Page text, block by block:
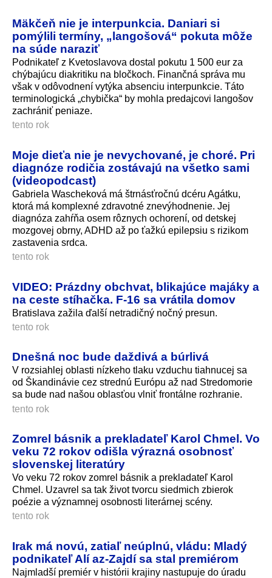
Mäkčeň nie je interpunkcia. Daniari si
pomýlili termíny, „langošová“ pokuta môže
na súde naraziť
Podnikateľ z Kvetoslavova dostal pokutu 1 500 eur za
chýbajúcu diakritiku na bločkoch. Finančná správa mu
však v odôvodnení vytýka absenciu interpunkcie. Táto
terminologická „chybička“ by mohla predajcovi langošov
zachrániť peniaze.
tento rok
Moje dieťa nie je nevychované, je choré. Pri
diagnóze rodičia zostávajú na všetko sami
(videopodcast)
Gabriela Wascheková má štrnásťročnú dcéru Agátku,
ktorá má komplexné zdravotné znevýhodnenie. Jej
diagnóza zahŕňa osem rôznych ochorení, od detskej
mozgovej obrny, ADHD až po ťažkú epilepsiu s rizikom
zastavenia srdca.
tento rok
VIDEO: Prázdny obchvat, blikajúce majáky a
na ceste stíhačka. F-16 sa vrátila domov
Bratislava zažila ďalší netradičný nočný presun.
tento rok
Dnešná noc bude daždivá a búrlivá
V rozsiahlej oblasti nízkeho tlaku vzduchu tiahnucej sa
od Škandinávie cez strednú Európu až nad Stredomorie
sa bude nad našou oblasťou vlniť frontálne rozhranie.
tento rok
Zomrel básnik a prekladateľ Karol Chmel. Vo
veku 72 rokov odišla výrazná osobnosť
slovenskej literatúry
Vo veku 72 rokov zomrel básnik a prekladateľ Karol
Chmel. Uzavrel sa tak život tvorcu siedmich zbierok
poézie a významnej osobnosti literárnej scény.
tento rok
Irak má novú, zatiaľ neúplnú, vládu: Mladý
podnikateľ Alí az-Zajdí sa stal premiérom
Najmladší premiér v histórii krajiny nastupuje do úradu